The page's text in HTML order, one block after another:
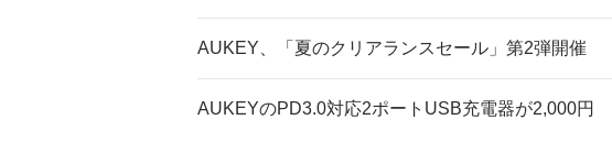
AUKEY、「夏のクリアランスセール」第2弾開催
AUKEYのPD3.0対応2ポートUSB充電器が2,000円